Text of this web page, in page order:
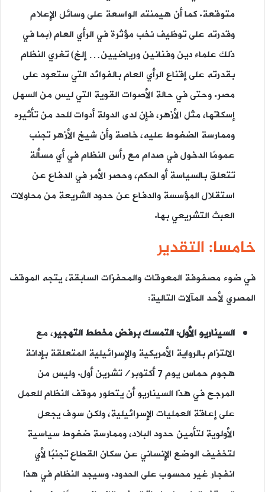
متوقعة. كما أن هيمنته الواسعة على وسائل الإعلام
وقدرته على توظيف نخب مؤثرة في الرأي العام (بما في
ذلك علماء دين وفنانين ورياضيين… إلخ) تغري النظام
بقدرته على إقناع الرأي العام بالفوائد التي ستعود على
مصر. وحتى في حالة الأصوات القوية التي ليس من السهل
إسكاتها، مثل الأزهر، فإن لدى الدولة أدوات للحد من تأثيره
وممارسة الضغوط عليه، خاصة وأن شيخ الأزهر تجنب
عمومًا الدخول في صدام مع رأس النظام في أي مسألة
تتعلق بالسياسة أو الحكم، وحصر الأمر في الدفاع عن
استقلال المؤسسة والدفاع عن حدود الشريعة من محاولات
العبث التشريعي بها.
خامسا: التقدير
في ضوء مصفوفة المعوقات والمحفزات السابقة، يتجه الموقف
المصري لأحد المآلات التالية:
السيناريو الأول: التمسك برفض مخطط التهجير، مع
الالتزام بالرواية الأمريكية والإسرائيلية المتعلقة بإدانة
هجوم حماس يوم 7 أكتوبر/تشرين أول. وليس من
المرجح في هذا السيناريو أن يتطور موقف النظام للعمل
على إعاقة العمليات الإسرائيلية، ولكن سوف يجعل
الأولوية لتأمين حدود البلاد، وممارسة ضغوط سياسية
لتخفيف الوضع الإنساني عن سكان القطاع تجنبًا لأي
انفجار غير محسوب على الحدود. وسيجد النظام في هذا